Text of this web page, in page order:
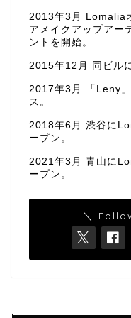
2013年3月 Lomalia
アメイクアップアー
ントを開始。
2015年12月 同ビル
2017年3月 「Leny
ス。
2018年6月 渋谷に
ープン。
2021年3月 青山に
ープン。
＼